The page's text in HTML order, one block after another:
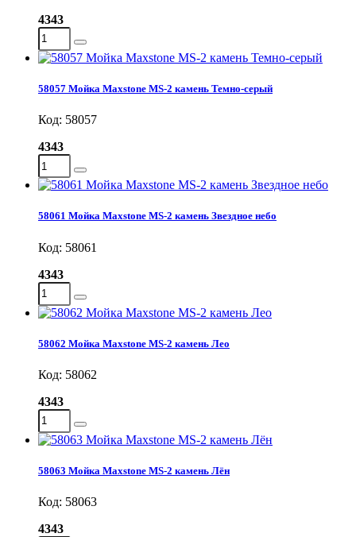
4343
58057 Мойка Maxstone MS-2 камень Темно-серый
Код: 58057
4343
58061 Мойка Maxstone MS-2 камень Звездное небо
Код: 58061
4343
58062 Мойка Maxstone MS-2 камень Лео
Код: 58062
4343
58063 Мойка Maxstone MS-2 камень Лён
Код: 58063
4343